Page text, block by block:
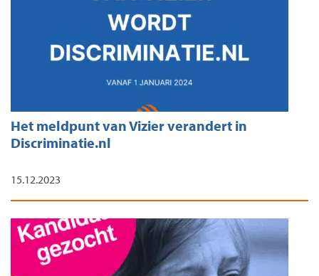
Het meldpunt van Vizier verandert in
Discriminatie.nl
15.12.2023